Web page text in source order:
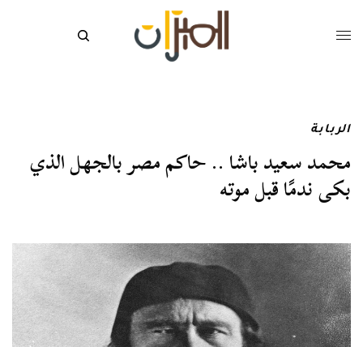
الربابة
محمد سعيد باشا .. حاكم مصر بالجهل الذي
بكى ندمًا قبل موته